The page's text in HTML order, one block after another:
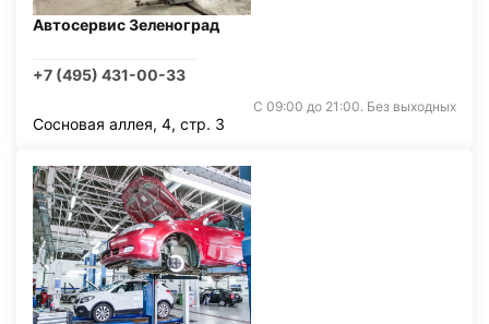
Автосервис Зеленоград
+7 (495) 431-00-33
С 09:00 до 21:00. Без выходных
Сосновая аллея, 4, стр. 3